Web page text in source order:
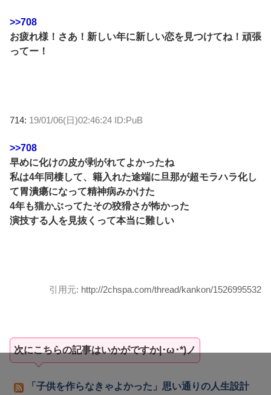
>>708
お疲れ様！さあ！新しい年に新しい恋を見つけてね！頑張
ってー！
714: 19/01/06(日)02:46:24 ID:PuB
>>708
早めに化けの皮が剥がれてよかったね
私は4年同棲して、籍入れた途端に旦那が超モラハラ化し
て胃潰瘍になって精神病みかけた
4年も猫かぶってたその狡猾さが怖かった
演技する人を見抜くって本当に難しい
引用元: http://2chspa.com/thread/kankon/1526995532
次にこちらの記事はいかがですか|･ω･*)ノ
「子供を作らなきゃよかった」思い通りの人生設計